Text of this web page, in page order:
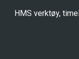
HMS verktøy,